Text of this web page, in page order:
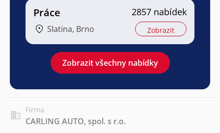
Práce
Slatina, Brno
2857 nabídek
Zobrazit
Zobrazit všechny nabídky
Firma
CARLING AUTO, spol. s r.o.